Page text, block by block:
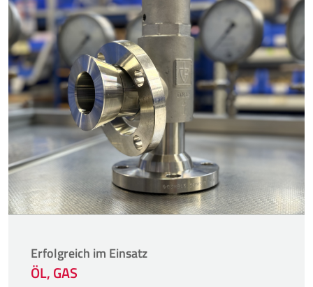
Erfolgreich im Einsatz
ÖL, GAS